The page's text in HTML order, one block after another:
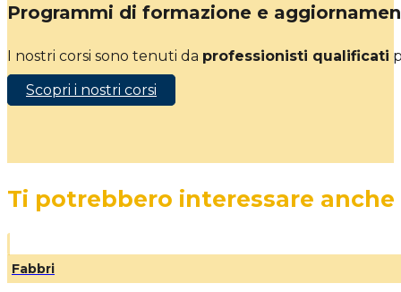
Programmi di formazione e
I nostri corsi sono tenuti da professionisti qualificati
Scopri i nostri corsi
Ti potrebbero interessare anche
Fabbri